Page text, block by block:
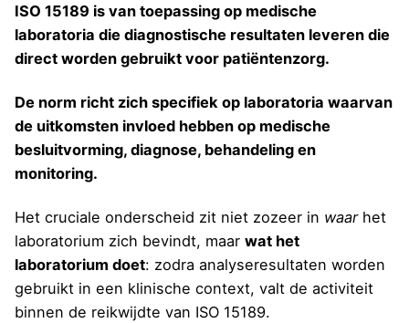
ISO 15189 is van toepassing op medische
laboratoria die diagnostische resultaten leveren die
direct worden gebruikt voor patiëntenzorg.
De norm richt zich specifiek op laboratoria waarvan
de uitkomsten invloed hebben op medische
besluitvorming, diagnose, behandeling en
monitoring.
Het cruciale onderscheid zit niet zozeer in waarhet
laboratorium zich bevindt, maar wat het
laboratorium doet: zodra analyseresultaten worden
gebruikt in een klinische context, valt de activiteit
binnen de reikwijdte van ISO 15189.